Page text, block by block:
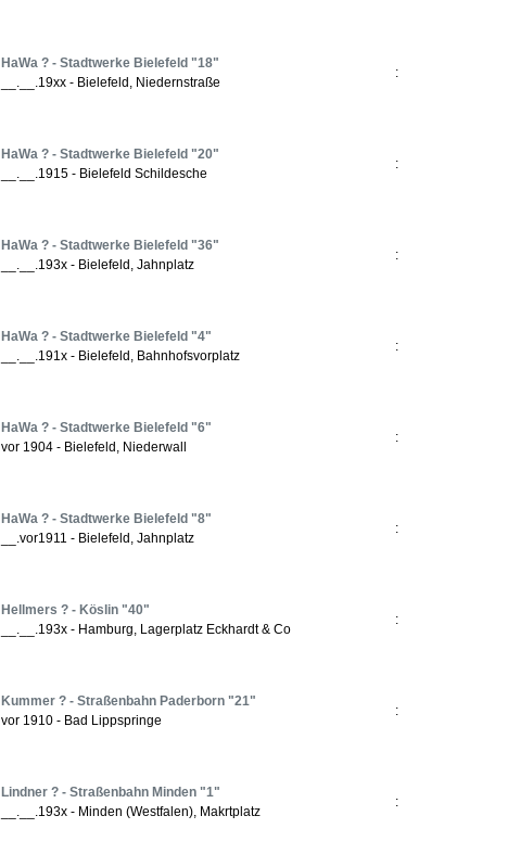
HaWa ? - Stadtwerke Bielefeld "18"
__.__.19xx - Bielefeld, Niedernstraße
:
HaWa ? - Stadtwerke Bielefeld "20"
__.__.1915 - Bielefeld Schildesche
:
HaWa ? - Stadtwerke Bielefeld "36"
__.__.193x - Bielefeld, Jahnplatz
:
HaWa ? - Stadtwerke Bielefeld "4"
__.__.191x - Bielefeld, Bahnhofsvorplatz
:
HaWa ? - Stadtwerke Bielefeld "6"
vor 1904 - Bielefeld, Niederwall
:
HaWa ? - Stadtwerke Bielefeld "8"
__.vor1911 - Bielefeld, Jahnplatz
:
Hellmers ? - Köslin "40"
__.__.193x - Hamburg, Lagerplatz Eckhardt & Co
:
Kummer ? - Straßenbahn Paderborn "21"
vor 1910 - Bad Lippspringe
:
Lindner ? - Straßenbahn Minden "1"
__.__.193x - Minden (Westfalen), Makrtplatz
: